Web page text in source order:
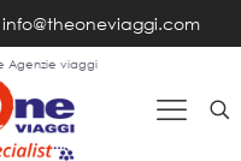
info@theoneviaggi.com
Agenzie viaggi